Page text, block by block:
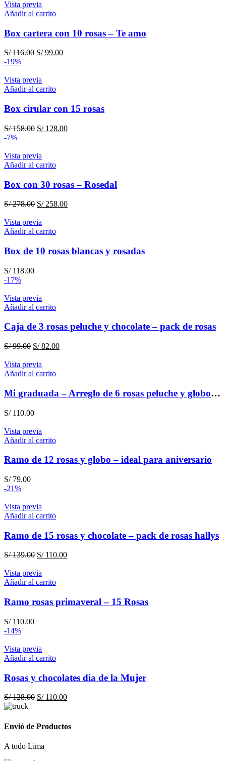
era:
S/ 172.00.
Vista previa
Añadir al carrito
Box cartera con 10 rosas – Te amo
S/116.00 El
era:
S/ 116.00.
S/99.00El
-19%
Vista previa
Añadir al carrito
Box cirular con 15 rosas
S/158.00 El
era:
S/ 158.00.
S/128.00El
-7%
Vista previa
Añadir al carrito
Box con 30 rosas – Rosedal
S/278.00 El
original
era:
S/258.00El
Vista previa
Añadir al carrito
Box de 10 rosas blancas y rosadas
S/118.00
-17%
Vista previa
Añadir al carrito
Caja de 3 rosas peluche y chocolate – pack de rosas
S/99.00 El
original
era:
S/82.00El
Vista previa
Añadir al carrito
Mi graduada – Arreglo de 6 rosas peluche y globo para graduación
S/110.00
Vista previa
Añadir al carrito
Ramo de 12 rosas y globo – ideal para aniversario
S/79.00
-21%
Vista previa
Añadir al carrito
Ramo de 15 rosas y chocolate – pack de rosas hallys
S/139.00 El
original
era:
S/110.00El
Vista previa
Añadir al carrito
Ramo rosas primaveral – 15 Rosas
S/110.00
-14%
Vista previa
Añadir al carrito
Rosas y chocolates dia de la Mujer
S/128.00 El
era:
S/110.00El
es:
Envió de Productos
A todo Lima